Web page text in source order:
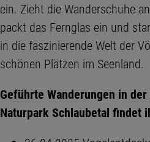
ein. Zieht die Wanderschuhe
packt das Fernglas ein und
in die faszinierende Welt der
schönen Plätzen im Seenland.
Geführte Wanderungen in
Naturpark Schlaubetal findet